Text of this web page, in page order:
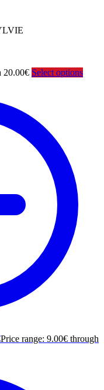
20.00€ Select options
Price range: 9.00€ through